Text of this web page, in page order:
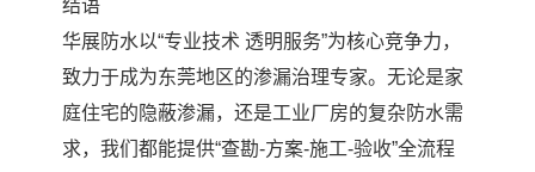
结语
华展防水以“专业技术 透明服务”为核心竞争力，
致力于成为东莞地区的渗漏治理专家。无论是家
庭住宅的隐蔽渗漏，还是工业厂房的复杂防水需
求，我们都能提供“查勘-方案-施工-验收”全流程